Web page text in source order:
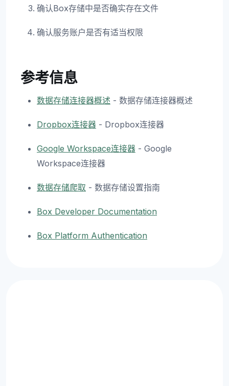
确认Box存储中是否确实存在文件
确认服务账户是否有适当权限
参考信息
数据存储连接器概述 - 数据存储连接器概述
Dropbox连接器 - Dropbox连接器
Google Workspace连接器 - Google
Workspace连接器
数据存储爬取 - 数据存储设置指南
Box Developer Documentation
Box Platform Authentication